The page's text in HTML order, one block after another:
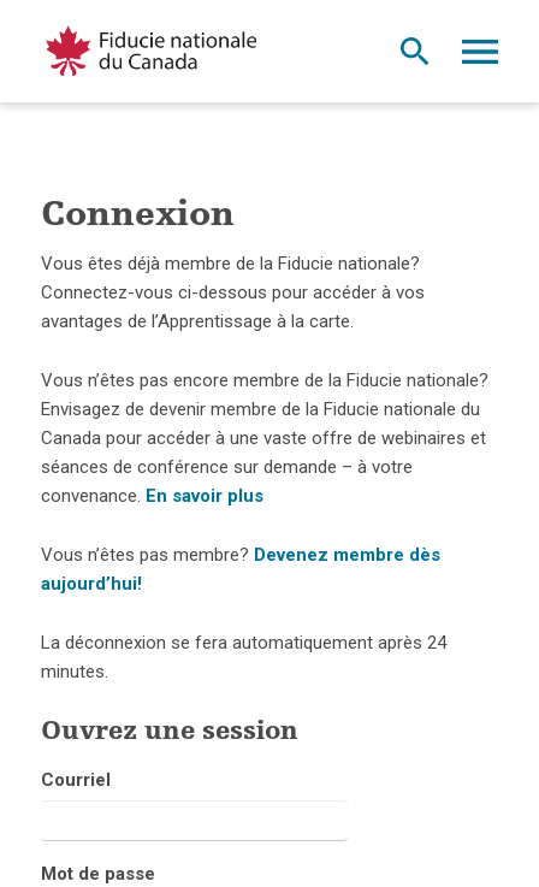
Connexion
Vous êtes déjà membre de la Fiducie nationale?
Connectez-vous ci-dessous pour accéder à vos
avantages de l’Apprentissage à la carte.
Vous n’êtes pas encore membre de la Fiducie nationale?
Envisagez de devenir membre de la Fiducie nationale du
Canada pour accéder à une vaste offre de webinaires et
séances de conférence sur demande – à votre
convenance. En savoir plus
Vous n’êtes pas membre? Devenez membre dès
aujourd’hui!
La déconnexion se fera automatiquement après 24
minutes.
Ouvrez une session
Courriel
Mot de passe